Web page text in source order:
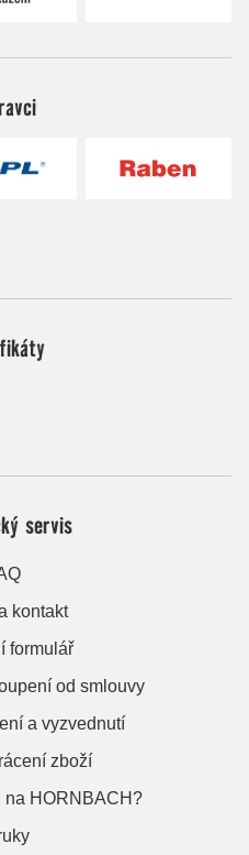
servis
kontakt
formulář
od smlouvy
a vyzvednutí
zboží
na HORNBACH?